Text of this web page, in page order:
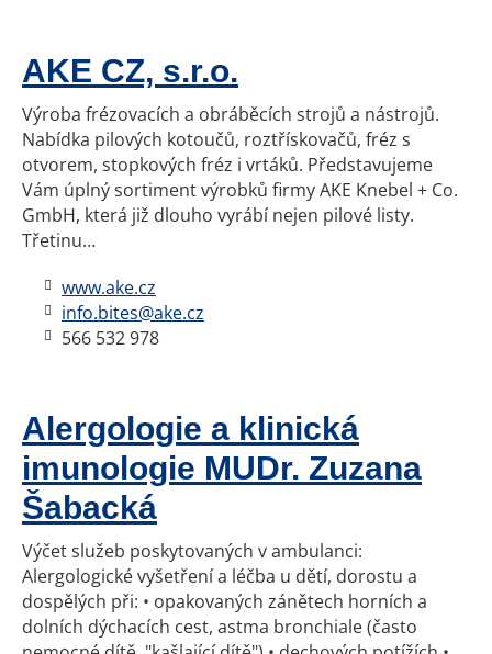
AKE CZ, s.r.o.
Výroba frézovacích a obráběcích strojů a nástrojů.
Nabídka pilových kotoučů, roztřískovačů, fréz s
otvorem, stopkových fréz i vrtáků. Představujeme
Vám úplný sortiment výrobků firmy AKE Knebel + Co.
GmbH, která již dlouho vyrábí nejen pilové listy.
Třetinu…
www.ake.cz
info.bites@ake.cz
566 532 978
Alergologie a klinická
imunologie MUDr. Zuzana
Šabacká
Výčet služeb poskytovaných v ambulanci:
Alergologické vyšetření a léčba u dětí, dorostu a
dospělých při: • opakovaných zánětech horních a
dolních dýchacích cest, astma bronchiale (často